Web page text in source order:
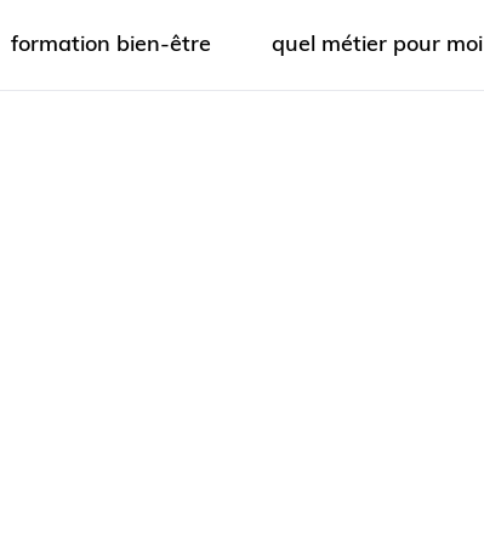
formation bien-être quel métier pour moi